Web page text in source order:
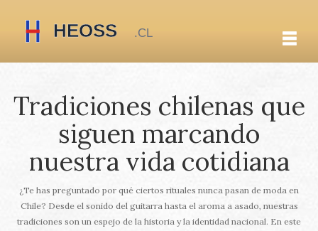
Tradiciones chilenas que
siguen marcando
nuestra vida cotidiana
¿Te has preguntado por qué ciertos rituales nunca pasan de moda en
Chile? Desde el sonido del guitarra hasta el aroma a asado, nuestras
tradiciones son un espejo de la historia y la identidad nacional. En este